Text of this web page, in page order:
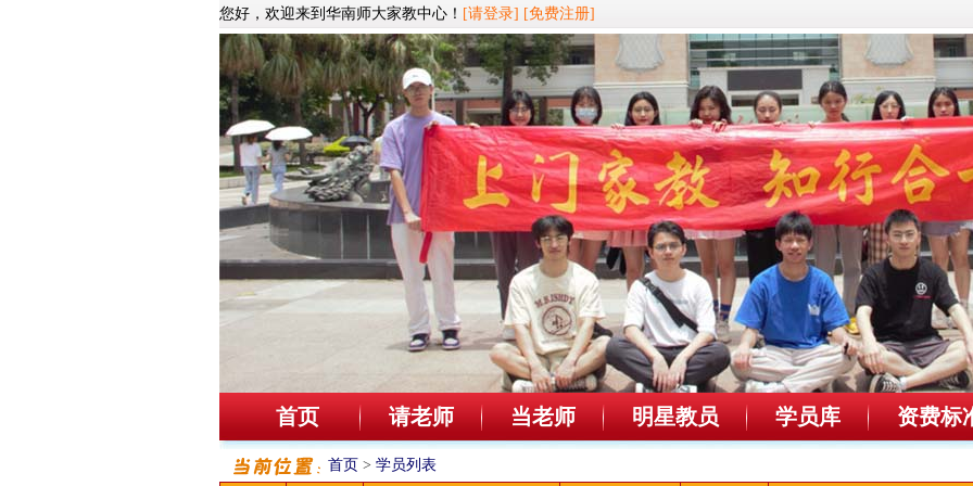
您好，欢迎来到华南师大家教中心！ [请登录] [免费注册]
首页 请老师 当老师 明星教员 学员库 资费标
首页 > 学员列表